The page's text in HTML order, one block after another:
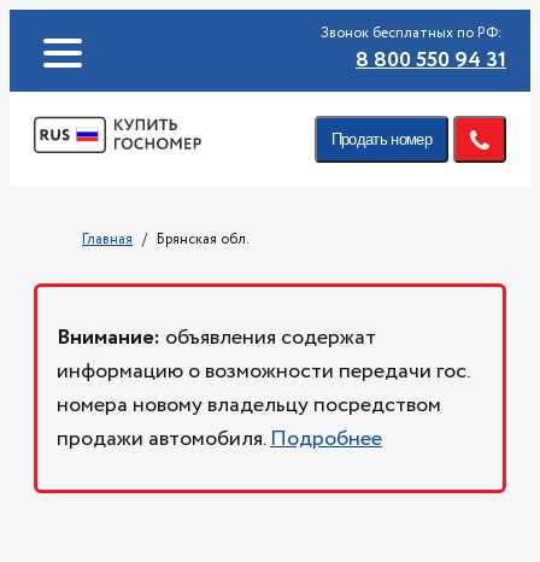
Звонок бесплатных по РФ:
8 800 550 94 31
Продать номер
Главная Брянская обл.
Внимание: объявления содержат
информацию о возможности передачи гос.
номера новому владельцу посредством
продажи автомобиля.Подробнее